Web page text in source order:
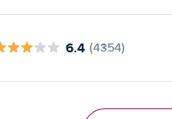
6.4 (4354)